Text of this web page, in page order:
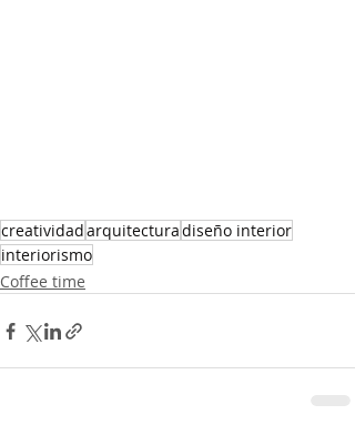
creatividadarquitecturadiseño interior
interiorismo
Coffee time